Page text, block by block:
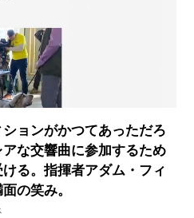
ョンがかつてあっただろ
な交響曲に参加するため
る。指揮者アダム・フィ
の笑み。